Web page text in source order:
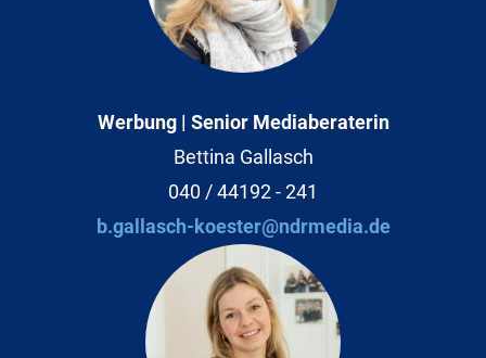
Werbung | Senior Mediaberaterin
Bettina Gallasch
040 / 44192 - 241
b.gallasch-koester@ndrmedia.de